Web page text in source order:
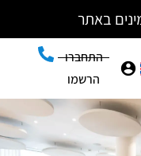
התחברו
הרשמו